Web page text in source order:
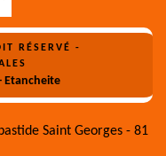
RÉSERVÉ -
Etancheite
Saint Georges - 81